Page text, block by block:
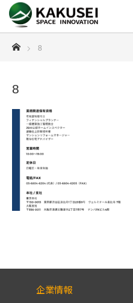
ホーム
8
8
企業情報